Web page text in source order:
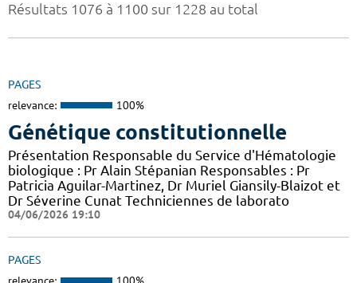
Résultats 1076 à 1100 sur 1228 au total
PAGES
relevance: 100%
Génétique constitutionnelle
Présentation Responsable du Service d'Hématologie
biologique : Pr Alain Stépanian Responsables : Pr
Patricia Aguilar-Martinez, Dr Muriel Giansily-Blaizot et
Dr Séverine Cunat Techniciennes de laborato
04/06/2026 19:10
PAGES